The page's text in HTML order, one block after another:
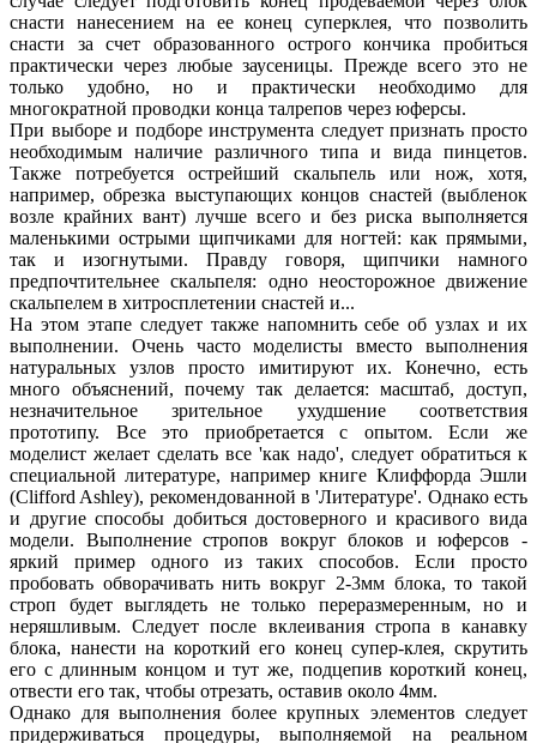
снасти нанесением на ее конец суперклея, что позволить
снасти за счет образованного острого кончика пробиться
практически через любые заусеницы. Прежде всего это не
только удобно, но и практически необходимо для
многократной проводки конца талрепов через юферсы.
При выборе и подборе инструмента следует признать просто
необходимым наличие различного типа и вида пинцетов.
Также потребуется острейший скальпель или нож, хотя,
например, обрезка выступающих концов снастей (выбленок
возле крайних вант) лучше всего и без риска выполняется
маленькими острыми щипчиками для ногтей: как прямыми,
так и изогнутыми. Правду говоря, щипчики намного
предпочтительнее скальпеля: одно неосторожное движение
скальпелем в хитросплетении снастей и...
На этом этапе следует также напомнить себе об узлах и их
выполнении. Очень часто моделисты вместо выполнения
натуральных узлов просто имитируют их. Конечно, есть
много объяснений, почему так делается: масштаб, доступ,
незначительное зрительное ухудшение соответствия
прототипу. Все это приобретается с опытом. Если же
моделист желает сделать все 'как надо', следует обратиться к
специальной литературе, например книге Клиффорда Эшли
(Clifford Ashley), рекомендованной в 'Литературе'. Однако есть
и другие способы добиться достоверного и красивого вида
модели. Выполнение стропов вокруг блоков и юферсов -
яркий пример одного из таких способов. Если просто
пробовать обворачивать нить вокруг 2-3мм блока, то такой
строп будет выглядеть не только переразмеренным, но и
неряшливым. Следует после вклеивания стропа в канавку
блока, нанести на короткий его конец супер-клея, скрутить
его с длинным концом и тут же, подцепив короткий конец,
отвести его так, чтобы отрезать, оставив около 4мм.
Однако для выполнения более крупных элементов следует
придерживаться процедуры, выполняемой на реальном